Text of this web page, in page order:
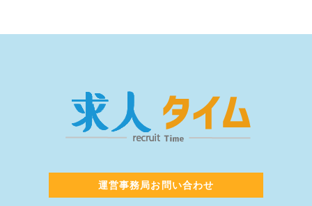
運営事務局お問い合わせ